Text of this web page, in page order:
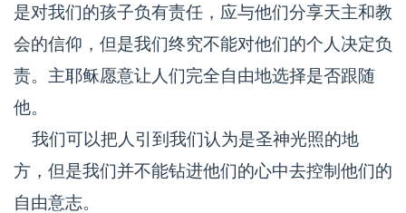
是对我们的孩子负有责任，应与他们分享天主和教
会的信仰，但是我们终究不能对他们的个人决定负
责。主耶稣愿意让人们完全自由地选择是否跟随
他。
我们可以把人引到我们认为是圣神光照的地
方，但是我们并不能钻进他们的心中去控制他们的
自由意志。